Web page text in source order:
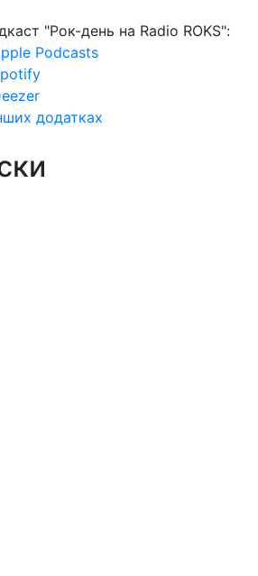
"Рок-день на Radio ROKS":
Podcasts
додатках